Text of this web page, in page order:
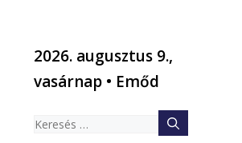
2026. augusztus 9.,
vasárnap • Emőd
Keresés: